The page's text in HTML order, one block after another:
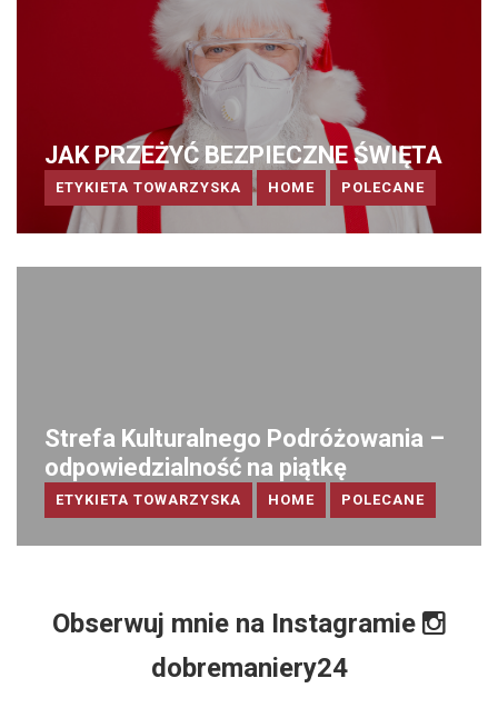
JAK PRZEŻYĆ BEZPIECZNE ŚWIĘTA
ETYKIETA TOWARZYSKA HOME POLECANE
Strefa Kulturalnego Podróżowania –
odpowiedzialność na piątkę
ETYKIETA TOWARZYSKA HOME POLECANE
Obserwuj mnie na Instagramie
dobremaniery24